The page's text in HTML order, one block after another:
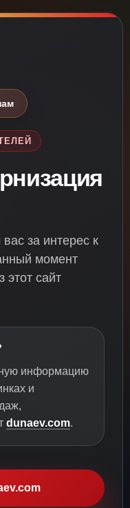
за интерес к
момент
этот сайт
информацию
и
dunaev.com.